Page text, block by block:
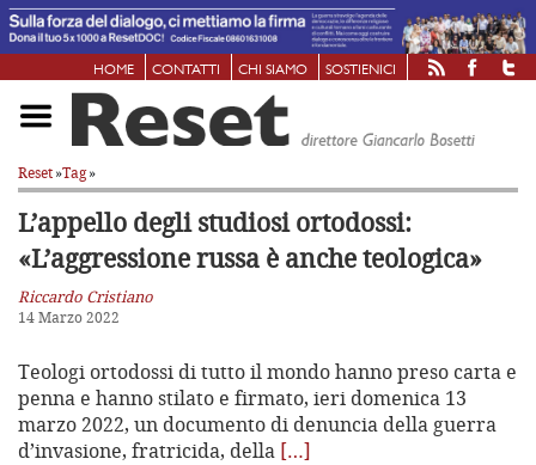
HOME CONTATTI CHI SIAMO SOSTIENICI
Reset»Tag»
L’appello degli studiosi ortodossi:
«L’aggressione russa è anche teologica»
Riccardo Cristiano
14 Marzo 2022
Teologi ortodossi di tutto il mondo hanno preso carta e
penna e hanno stilato e firmato, ieri domenica 13
marzo 2022, un documento di denuncia della guerra
d’invasione, fratricida, della […]